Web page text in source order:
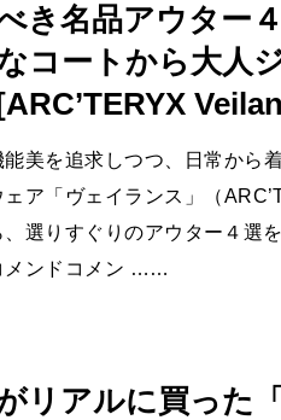
き名品アウター
コートから大人
美を追求しつつ、日常から
ア「ヴェイランス」（
選りすぐりのアウター４選
メンドコメン ……
リアルに買った